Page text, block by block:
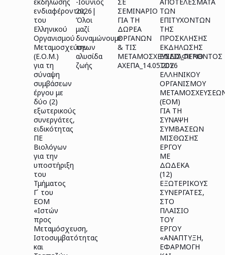
ενδιαφέροντος
του
Ελληνικού
Οργανισμού
Μεταμοσχεύσεων
(Ε.Ο.Μ.)
για τη
σύναψη
συμβάσεων
έργου με
δύο (2)
εξωτερικούς
συνεργάτες,
ειδικότητας
ΠΕ
Βιολόγων
για την
υποστήριξη
του
Τμήματος
Γ΄ του
ΕΟΜ
«Ιστών
προς
Μεταμόσχευση,
Ιστοσυμβατότητας
και
2026|
Όλοι
μαζί
δυναμώνουμε
την
αλυσίδα
ζωής
ΣΕΜΙΝΑΡΙΟ
ΓΙΑ ΤΗ
ΔΩΡΕΑ
ΟΡΓΑΝΩΝ
& ΤΙΣ
ΜΕΤΑΜΟΣΧΕΥΣΕΙΣ_ΠΓΝΘ
ΑΧΕΠΑ_14.05.2026
ΤΩΝ
ΕΠΙΤΥΧΟΝΤΩΝ
ΤΗΣ
ΠΡΟΣΚΛΗΣΗΣ
ΕΚΔΗΛΩΣΗΣ
ΕΝΔΙΑΦΕΡΟΝΤΟΣ
ΤΟΥ
ΕΛΛΗΝΙΚΟΥ
ΟΡΓΑΝΙΣΜΟΥ
(ΕΟΜ)
ΓΙΑ ΤΗ
ΣΥΝΑΨΗ
ΣΥΜΒΑΣΕΩΝ
ΜΙΣΘΩΣΗΣ
ΕΡΓΟΥ
ΜΕ
ΔΩΔΕΚΑ
(12)
ΕΞΩΤΕΡΙΚΟΥΣ
ΣΥΝΕΡΓΑΤΕΣ,
ΣΤΟ
ΠΛΑΙΣΙΟ
ΤΟΥ
ΕΡΓΟΥ
«ΑΝΑΠΤΥΞΗ,
ΕΦΑΡΜΟΓΗ